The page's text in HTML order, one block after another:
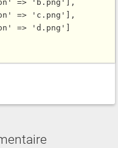
=> 'b.png'],
=> 'c.png'],
=> 'd.png']